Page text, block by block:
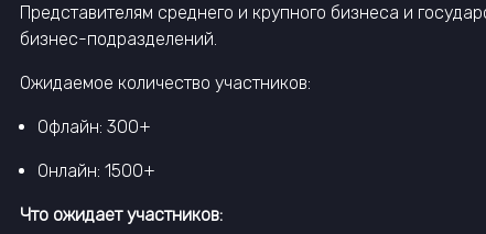
Представителям среднего и крупного бизнеса и
бизнес-подразделений.
Ожидаемое количество участников:
Офлайн: 300+
Онлайн: 1500+
Что ожидает участников: